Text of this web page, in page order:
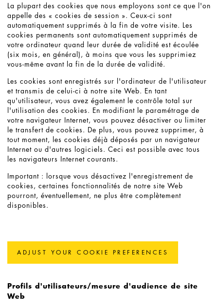
La plupart des cookies que nous employons sont ce que l'on
appelle des « cookies de session ». Ceux-ci sont
automatiquement supprimés à la fin de votre visite. Les
cookies permanents sont automatiquement supprimés de
votre ordinateur quand leur durée de validité est écoulée
(six mois, en général), à moins que vous les supprimiez
vous-même avant la fin de la durée de validité.
Les cookies sont enregistrés sur l'ordinateur de l'utilisateur
et transmis de celui-ci à notre site Web. En tant
qu'utilisateur, vous avez également le contrôle total sur
l'utilisation des cookies. En modifiant le paramétrage de
votre navigateur Internet, vous pouvez désactiver ou limiter
le transfert de cookies. De plus, vous pouvez supprimer, à
tout moment, les cookies déjà déposés par un navigateur
Internet ou d'autres logiciels. Ceci est possible avec tous
les navigateurs Internet courants.
Important : lorsque vous désactivez l'enregistrement de
cookies, certaines fonctionnalités de notre site Web
pourront, éventuellement, ne plus être complètement
disponibles.
ADJUST YOUR COOKIE PREFERENCES
Profils d'utilisateurs/mesure d'audience de site
Web